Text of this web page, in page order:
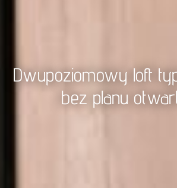
Dwupoziomowy loft
bez planu